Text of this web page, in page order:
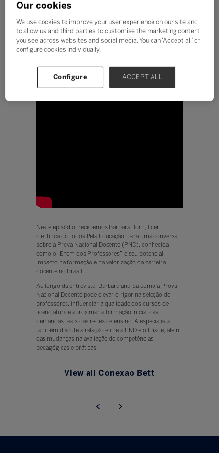
entenda o impacto na
formação docente
Barbara Born
Neste episódio, recebemos Barbara Born, líder
científica do Todos Pela Educação, para uma conversa
sobre a Prova Nacional Docente (PND), conhecida
como o “Enem dos Professores”, e seu potencial
impacto na formação e na valorização da carreira
docente no Brasil.
Ao longo da entrevista, Barbara analisa como a Prova
Nacional Docente pode elevar o rigor na seleção de
professores, influenciar a qualidade dos cursos de
licenciatura e aproximar a formação inicial das
demandas reais das redes de ensino. A especialista
também discute a relação entre a PND e o Enade, além
das mudanças na avaliação de competências
pedagógicas e práticas.
View all Conexao Bett
Our cookies
We use cookies to improve your user experience on our site and
to allow us and third parties to customise the marketing content
you see across websites and social media. You can ‘Accept all’ or
configure cookies individually.
Configure ACCEPT ALL